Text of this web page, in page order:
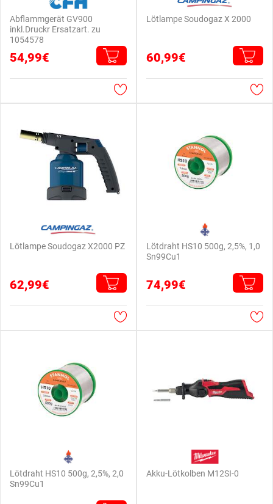
Abflammgerät GV900
inkl.Druckr Ersatzart. zu
1054578
54,99€
Lötlampe Soudogaz X 2000
60,99€
Lötlampe Soudogaz X2000 PZ
62,99€
Lötdraht HS10 500g, 2,5%, 1,0
Sn99Cu1
74,99€
Lötdraht HS10 500g, 2,5%, 2,0
Sn99Cu1
Akku-Lötkolben M12SI-0